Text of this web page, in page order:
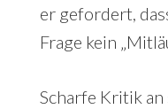
er gefordert,
Frage kein
Scharfe Kritik an